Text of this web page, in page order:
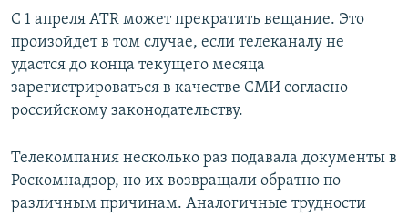
С 1 апреля ATR может прекратить вещание. Это
произойдет в том случае, если телеканалу не
удастся до конца текущего месяца
зарегистрироваться в качестве СМИ согласно
российскому законодательству.
Телекомпания несколько раз подавала документы в
Роскомнадзор, но их возвращали обратно по
различным причинам. Аналогичные трудности